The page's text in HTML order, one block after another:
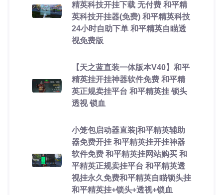
精英科技开挂下载 无付费 和平精
英科技开挂器(免费) 和平精英科技
24小时自助下单 和平精英自瞄透
视免费版
【天之蓝直装一体版本V40】和平
精英挂开挂神器软件免费 和平精
英正规卖挂平台 和平精英挂 锁头
透视 锁血
小笼包启动器直装|和平精英辅助
器免费开挂 和平精英挂开挂神器
软件免费 和平精英挂网站购买 和
平精英正规卖挂平台 和平精英透
视挂永久免费和平精英自瞄锁头挂
和平精英挂+锁头+透视+锁血